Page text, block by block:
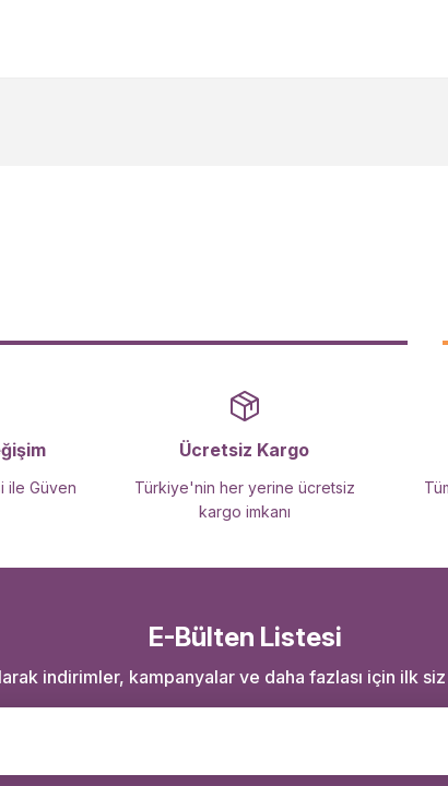
Gönder
ile Güven
Ücretsiz Kargo
Türkiye'nin her yerine ücretsiz
kargo imkanı
E-Bülten Listesi
indirimler, kampanyalar ve daha fazlası için ilk